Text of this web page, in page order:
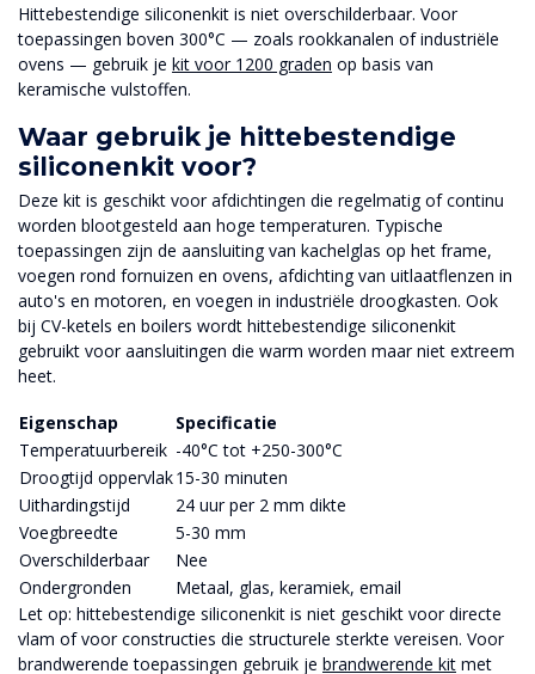
Hittebestendige siliconenkit is niet overschilderbaar. Voor
toepassingen boven 300°C — zoals rookkanalen of industriële
ovens — gebruik je kit voor 1200 graden op basis van
keramische vulstoffen.
Waar gebruik je hittebestendige
siliconenkit voor?
Deze kit is geschikt voor afdichtingen die regelmatig of continu
worden blootgesteld aan hoge temperaturen. Typische
toepassingen zijn de aansluiting van kachelglas op het frame,
voegen rond fornuizen en ovens, afdichting van uitlaatflenzen in
auto's en motoren, en voegen in industriële droogkasten. Ook
bij CV-ketels en boilers wordt hittebestendige siliconenkit
gebruikt voor aansluitingen die warm worden maar niet extreem
heet.
Eigenschap
Specificatie
Temperatuurbereik -40°C tot +250-300°C
Droogtijd oppervlak15-30 minuten
Uithardingstijd
24 uur per 2 mm dikte
Voegbreedte
5-30 mm
Overschilderbaar
Nee
Ondergronden
Metaal, glas, keramiek, email
Let op: hittebestendige siliconenkit is niet geschikt voor directe
vlam of voor constructies die structurele sterkte vereisen. Voor
brandwerende toepassingen gebruik je brandwerende kit met